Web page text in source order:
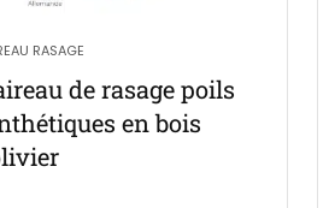
RASAGE
de rasage poils
en bois